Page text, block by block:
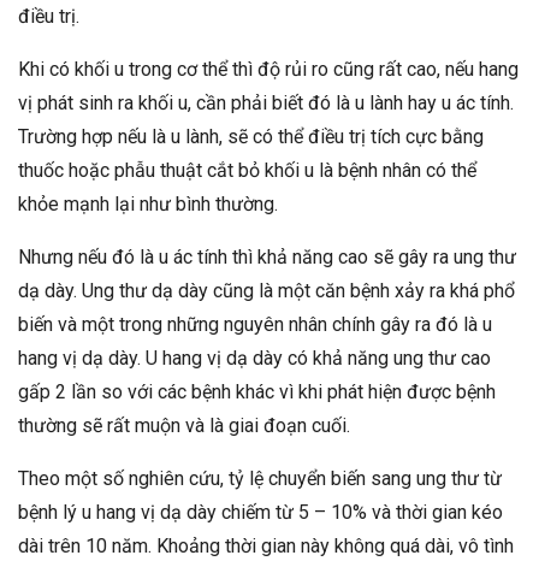
điều trị.
Khi có khối u trong cơ thể thì độ rủi ro cũng rất cao, nếu hang
vị phát sinh ra khối u, cần phải biết đó là u lành hay u ác tính.
Trường hợp nếu là u lành, sẽ có thể điều trị tích cực bằng
thuốc hoặc phẫu thuật cắt bỏ khối u là bệnh nhân có thể
khỏe mạnh lại như bình thường.
Nhưng nếu đó là u ác tính thì khả năng cao sẽ gây ra ung thư
dạ dày. Ung thư dạ dày cũng là một căn bệnh xảy ra khá phổ
biến và một trong những nguyên nhân chính gây ra đó là u
hang vị dạ dày. U hang vị dạ dày có khả năng ung thư cao
gấp 2 lần so với các bệnh khác vì khi phát hiện được bệnh
thường sẽ rất muộn và là giai đoạn cuối.
Theo một số nghiên cứu, tỷ lệ chuyển biến sang ung thư từ
bệnh lý u hang vị dạ dày chiếm từ 5 – 10% và thời gian kéo
dài trên 10 năm. Khoảng thời gian này không quá dài, vô tình